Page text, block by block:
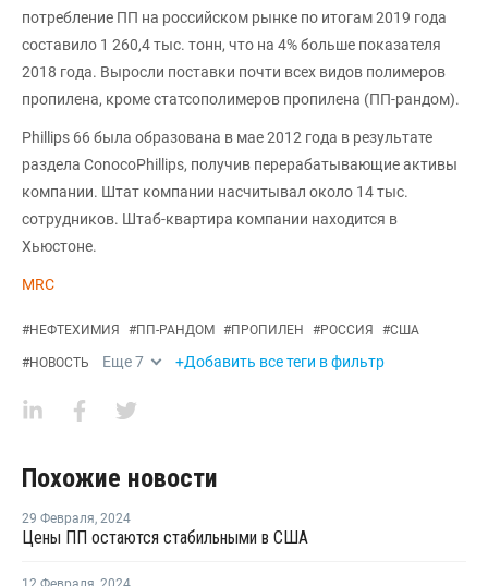
потребление ПП на российском рынке по итогам 2019 года
составило 1 260,4 тыс. тонн, что на 4% больше показателя
2018 года. Выросли поставки почти всех видов полимеров
пропилена, кроме статсополимеров пропилена (ПП-рандом).
Phillips 66 была образована в мае 2012 года в результате
раздела ConocoPhillips, получив перерабатывающие активы
компании. Штат компании насчитывал около 14 тыс.
сотрудников. Штаб-квартира компании находится в
Хьюстоне.
MRC
#НЕФТЕХИМИЯ #ПП-РАНДОМ #ПРОПИЛЕН #РОССИЯ #США
#НОВОСТЬ Еще7 +Добавить все теги в фильтр
Похожие новости
29 Февраля, 2024
Цены ПП остаются стабильными в США